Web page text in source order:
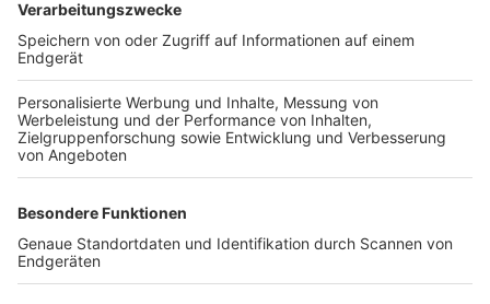
Sulzburg
Rathaus
Sulzburg